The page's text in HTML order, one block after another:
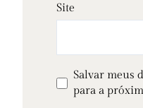
Site
Salvar meus
para a